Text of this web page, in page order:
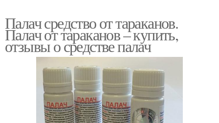
Палач средство от тараканов.
Палач от тараканов – купить,
отзывы о средстве палач